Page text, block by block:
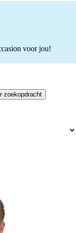
voor jou!
zoekopdracht